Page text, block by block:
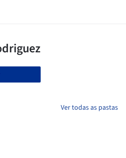
Ver todas as pastas